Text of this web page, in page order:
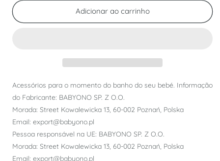
Adicionar ao carrinho
Acessórios para o momento do banho do seu bebé. Informação
do Fabricante: BABYONO SP. Z O.O.
Morada: Street Kowalewicka 13, 60-002 Poznań, Polska
Email: export@babyono.pl
Pessoa responsável na UE: BABYONO SP. Z O.O.
Morada: Street Kowalewicka 13, 60-002 Poznań, Polska
Email: export@babyono.pl